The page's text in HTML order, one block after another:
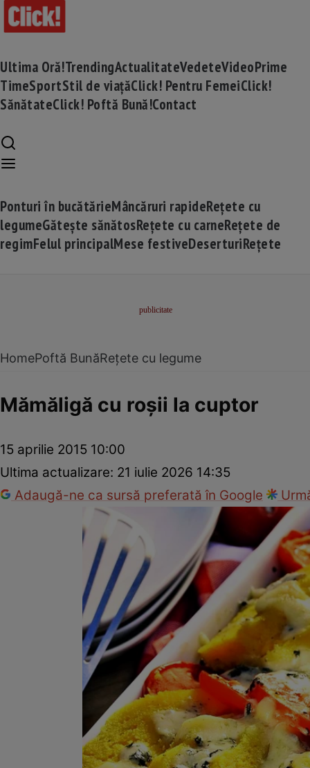
Ultima Oră!TrendingActualitateVedeteVideoPrime
TimeSportStil de viațăClick! Pentru FemeiClick!
SănătateClick! Poftă Bună!Contact
Ponturi în bucătărieMâncăruri rapideRețete cu
legumeGătește sănătosRețete cu carneRețete de
regimFelul principalMese festiveDeserturiRețete
HomePoftă BunăRețete cu legume
Mămăligă cu roşii la cuptor
15 aprilie 2015 10:00
Ultima actualizare: 21 iulie 2026 14:35
Adaugă-ne ca sursă preferată în Google